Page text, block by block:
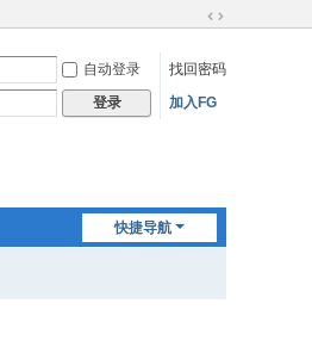
换
到
宽
自动登录
找回密码
登录 加入FG
快捷导航